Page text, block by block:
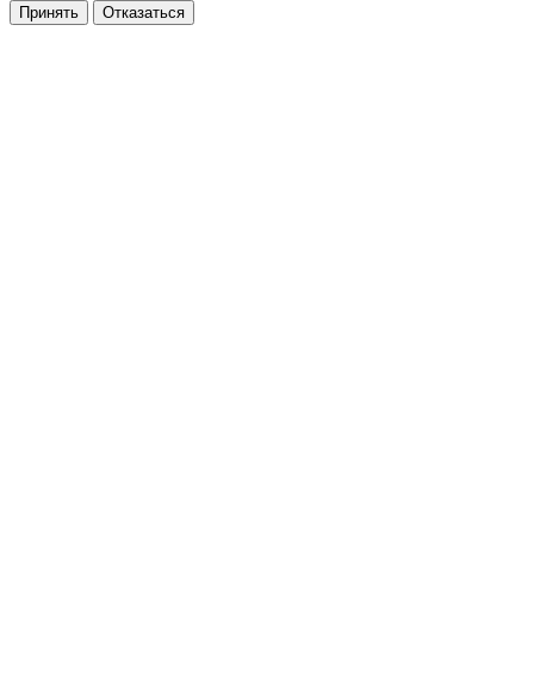
Принять Отказаться